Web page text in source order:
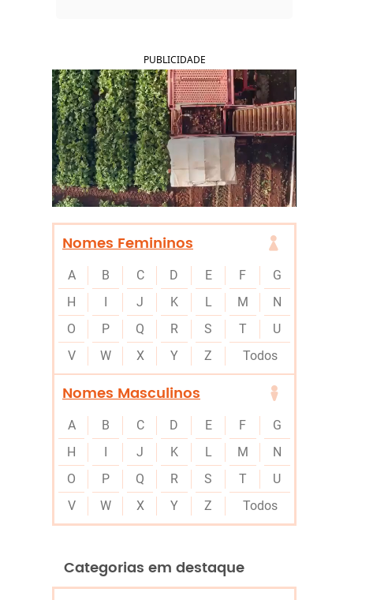
PUBLICIDADE
Nomes Femininos
A B C D E F
G
H
I J K L M
N
O
P Q R S T
U
V
W X Y Z Todos
Nomes Masculinos
A B C D E F
G
H
I J K L M
N
O
P Q R S T
U
V
W X Y Z Todos
Categorias em destaque